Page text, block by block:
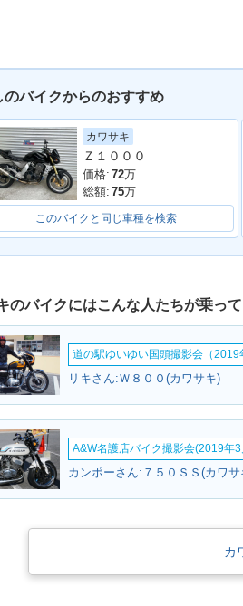
のバイクからのおすすめ
カワサキ
Ｚ１０００
価格: 72万
総額: 75万
このバイクと同じ車種を検索
のバイクにはこんな人たちが乗っ
道の駅ゆいゆい国頭撮影会（2019
リキさん:Ｗ８００(カワサキ)
A&W名護店バイク撮影会(2019年
カンポーさん:７５０ＳＳ(カワサ
カ